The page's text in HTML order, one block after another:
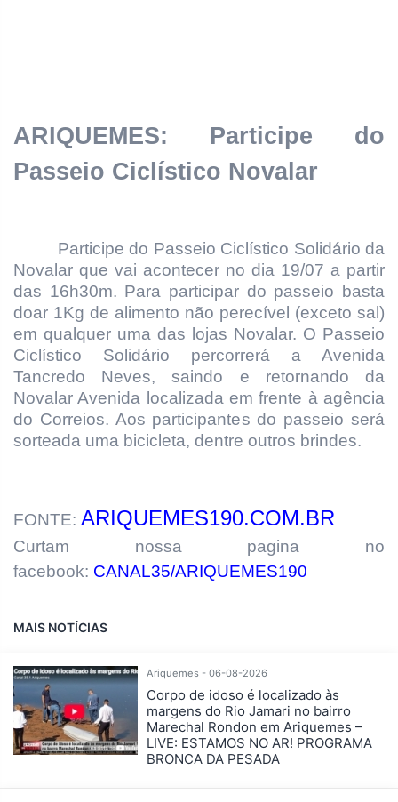
ARIQUEMES: Participe do
Passeio Ciclístico Novalar
Participe do Passeio Ciclístico Solidário da
Novalar que vai acontecer no dia 19/07 a partir
das 16h30m. Para participar do passeio basta
doar 1Kg de alimento não perecível (exceto sal)
em qualquer uma das lojas Novalar. O Passeio
Ciclístico Solidário percorrerá a Avenida
Tancredo Neves, saindo e retornando da
Novalar Avenida localizada em frente à agência
do Correios. Aos participantes do passeio será
sorteada uma bicicleta, dentre outros brindes.
FONTE: ARIQUEMES190.COM.BR
Curtam nossa pagina no
facebook: CANAL35/ARIQUEMES190
MAIS NOTÍCIAS
Ariquemes - 06-08-2026
Corpo de idoso é localizado às
margens do Rio Jamari no bairro
Marechal Rondon em Ariquemes –
LIVE: ESTAMOS NO AR! PROGRAMA
BRONCA DA PESADA